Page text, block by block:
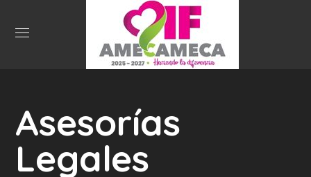
Asesorías
Legales